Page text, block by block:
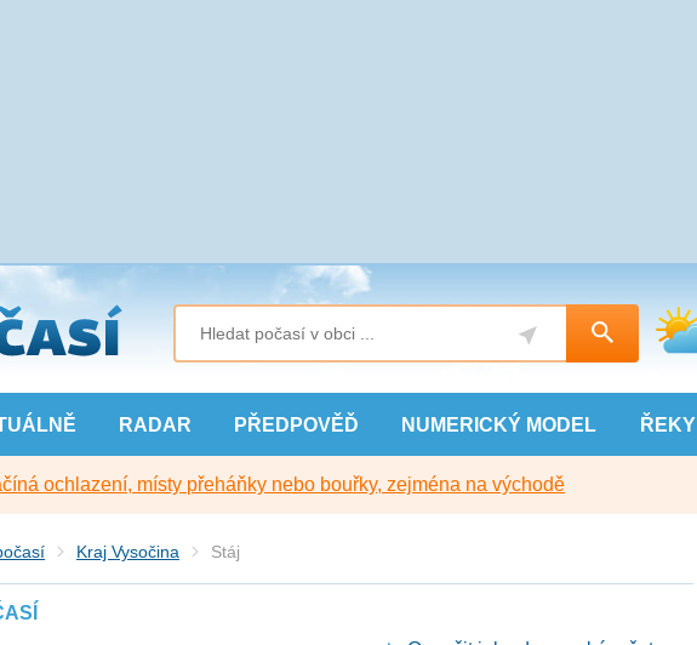
RADAR PŘEDPOVĚĎ NUMERICKÝ MODEL ŘEKY
ochlazení, místy přeháňky nebo bouřky, zejména na východě
Kraj Vysočina Stáj